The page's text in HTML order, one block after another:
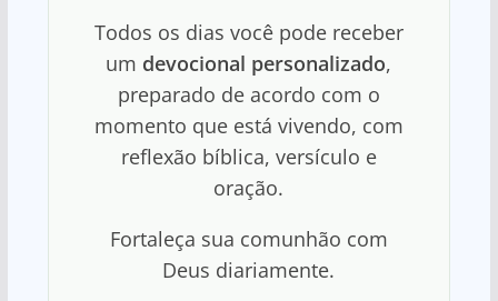
Todos os dias você pode receber
um devocional personalizado,
preparado de acordo com o
momento que está vivendo, com
reflexão bíblica, versículo e
oração.
Fortaleça sua comunhão com
Deus diariamente.